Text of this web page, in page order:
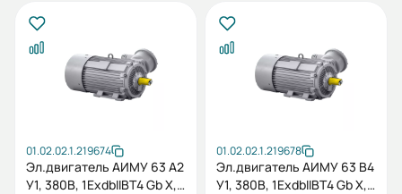
01.02.02.1.219674
Эл.двигатель АИМУ 63 А2
У1, 380В, 1ExdbIIBT4 Gb X,
01.02.02.1.219678
Эл.двигатель АИМУ 63 В4
У1, 380В, 1ExdbIIBT4 Gb X,